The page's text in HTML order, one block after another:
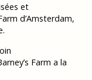
et
d’Amsterdam,
Farm a la